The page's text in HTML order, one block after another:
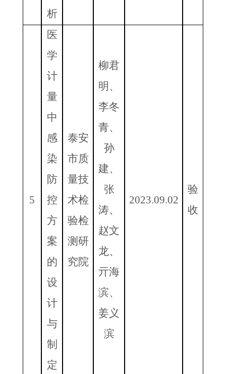
析
5
医
学
计
量
中
感
染
防
控
方
案
的
设
计
与
制
定
泰安
市质
量技
术检
验检
测研
究院
柳君
明、
李冬
青、
孙
建、
张
涛、
赵文
龙、
亓海
滨、
姜义
滨
2023.09.02
验
收